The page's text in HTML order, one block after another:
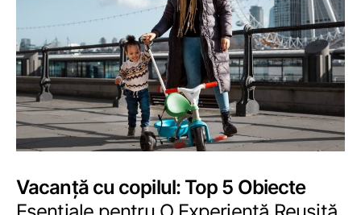
Vacanță cu copilul: Top 5 Obiecte